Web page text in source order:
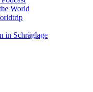
World
in Schräglage